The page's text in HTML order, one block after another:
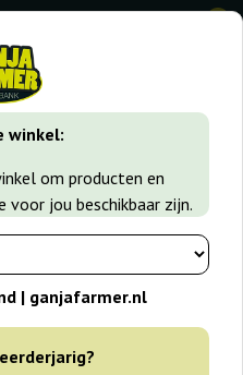
winkel:
om producten en
voor jou beschikbaar zijn.
| ganjafarmer.nl
0
Sativa zaden Durban